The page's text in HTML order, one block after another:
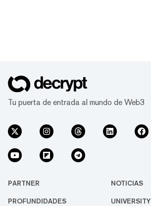
Tu puerta de entrada al mundo de Web3
PARTNER NOTICIAS
PROFUNDIDADES UNIVERSITY